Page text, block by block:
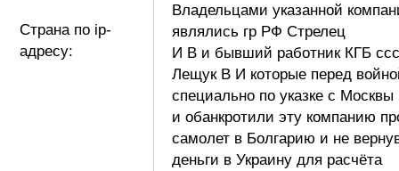
Страна по ip-
адресу:
Владельцами указанной
являлись гр РФ Стрелец
И В и бывший работник КГБ
Лещук В И которые перед
специально по указке с Москвы
и обанкротили эту компанию
самолет в Болгарию и не
деньги в Украину для расчёта